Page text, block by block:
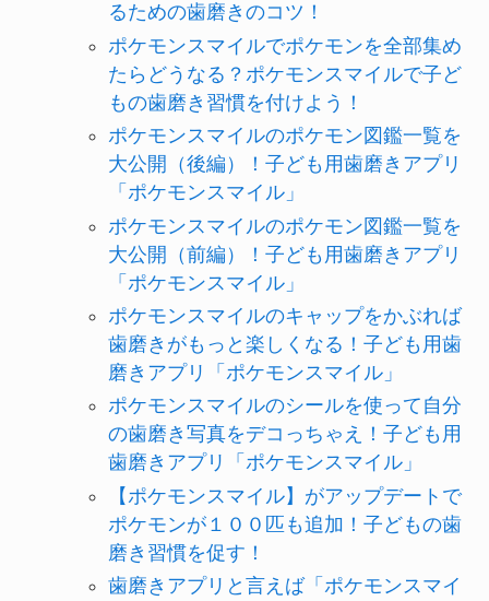
るための歯磨きのコツ！
ポケモンスマイルでポケモンを全部集め
たらどうなる？ポケモンスマイルで子ど
もの歯磨き習慣を付けよう！
ポケモンスマイルのポケモン図鑑一覧を
大公開（後編）！子ども用歯磨きアプリ
「ポケモンスマイル」
ポケモンスマイルのポケモン図鑑一覧を
大公開（前編）！子ども用歯磨きアプリ
「ポケモンスマイル」
ポケモンスマイルのキャップをかぶれば
歯磨きがもっと楽しくなる！子ども用歯
磨きアプリ「ポケモンスマイル」
ポケモンスマイルのシールを使って自分
の歯磨き写真をデコっちゃえ！子ども用
歯磨きアプリ「ポケモンスマイル」
【ポケモンスマイル】がアップデートで
ポケモンが１００匹も追加！子どもの歯
磨き習慣を促す！
歯磨きアプリと言えば「ポケモンスマイ